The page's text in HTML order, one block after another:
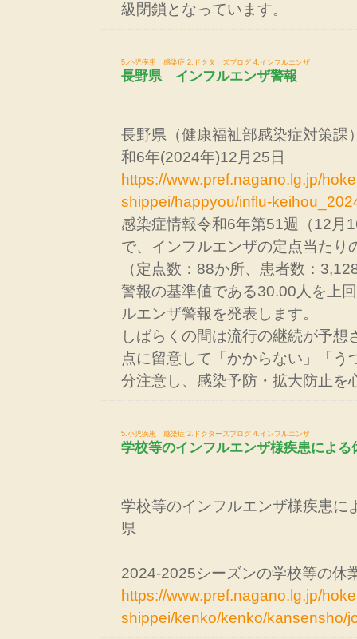
級閉鎖となっています。
5.小児疾患 感染症 2.ドクターズブログ 4.インフルエンザ
長野県 インフルエンザ警報
長野県（健康福祉部感染症対策課
和6年(2024年)12月25日
https://www.pref.nagano.lg.jp/
shippei/happyou/influ-
感染症情報令和6年第51週（12月
で、インフルエンザの定点当たり
（定点数：88か所、患者数：
警報の基準値である30.00人を上
ルエンザ警報を発表します。
しばらくの間は流行の継続が予想
点に留意して「かからない」「う
分注意し、感染予防・拡大防止を
5.小児疾患 感染症 2.ドクターズブログ 4.インフルエンザ
学校等のインフルエンザ様疾患による
学校等のインフルエンザ様疾患に
県
2024-2025シーズンの学校等の休
https://www.pref.nagano.lg.jp/
shippei/kenko/kenko/kansensho/